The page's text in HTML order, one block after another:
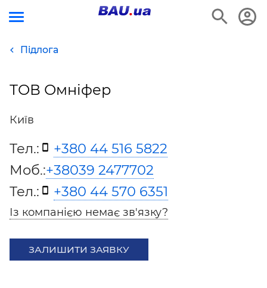
Підлога
ТОВ Омніфер
Київ
Тел.:
+380 44 516 5822
Моб.:+38039 2477702
Тел.:
+380 44 570 6351
Із компанією немає зв'язку?
ЗАЛИШИТИ ЗАЯВКУ